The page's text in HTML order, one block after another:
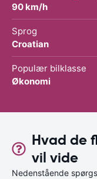
90 km/h
Sprog
Croatian
Populær bilklasse
Økonomi
Hvad de
vil vide
Nedenstående